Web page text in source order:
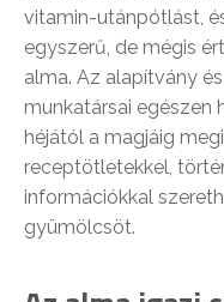
vitamin-utánpótlást,
egyszerű, de mégis
alma. Az alapítvány
munkatársai egészen
héjától a magjáig
receptötletekkel,
információkkal
gyümölcsöt.